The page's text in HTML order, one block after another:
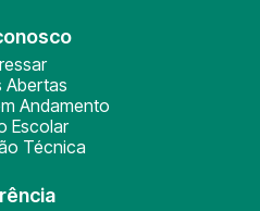
Abertas
Andamento
Escolar
Técnica